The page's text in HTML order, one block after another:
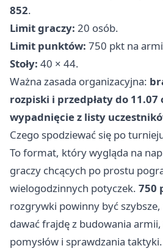
852.
Limit graczy: 20 osób.
Limit punktów: 750 pkt na
Stoły: 40 × 44.
Ważna zasada organizacyjna:
rozpiski i przedpłaty do 11.07
wypadnięcie z listy
Czego spodziewać się po
To format, który wygląda na
graczy chcących po prostu
wielogodzinnych potyczek. 750
rozgrywki powinny być szybsze,
dawać frajdę z budowania
pomysłów i sprawdzania taktyki.